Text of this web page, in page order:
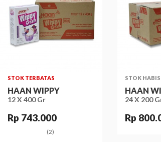
STOK TERBATAS
HAAN WIPPY
12 X 400 Gr
Rp 743.000
(2)
STOK HABIS
HAAN
24 X 200
Rp